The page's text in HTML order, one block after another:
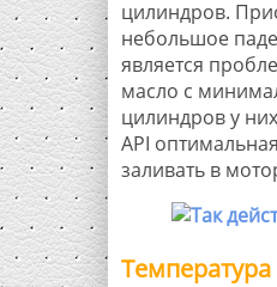
цилиндров.
небольшое
является
масло с
цилиндров у
API
заливать в